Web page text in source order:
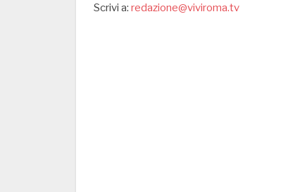
Scrivi a: redazione@viviroma.tv